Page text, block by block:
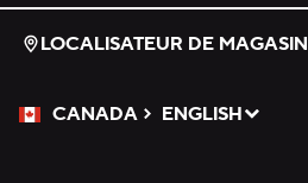
LOCALISATEUR DE MAGASIN
CANADA
Veuillez sélectionner une langue
ENGLISH
Sélectionné